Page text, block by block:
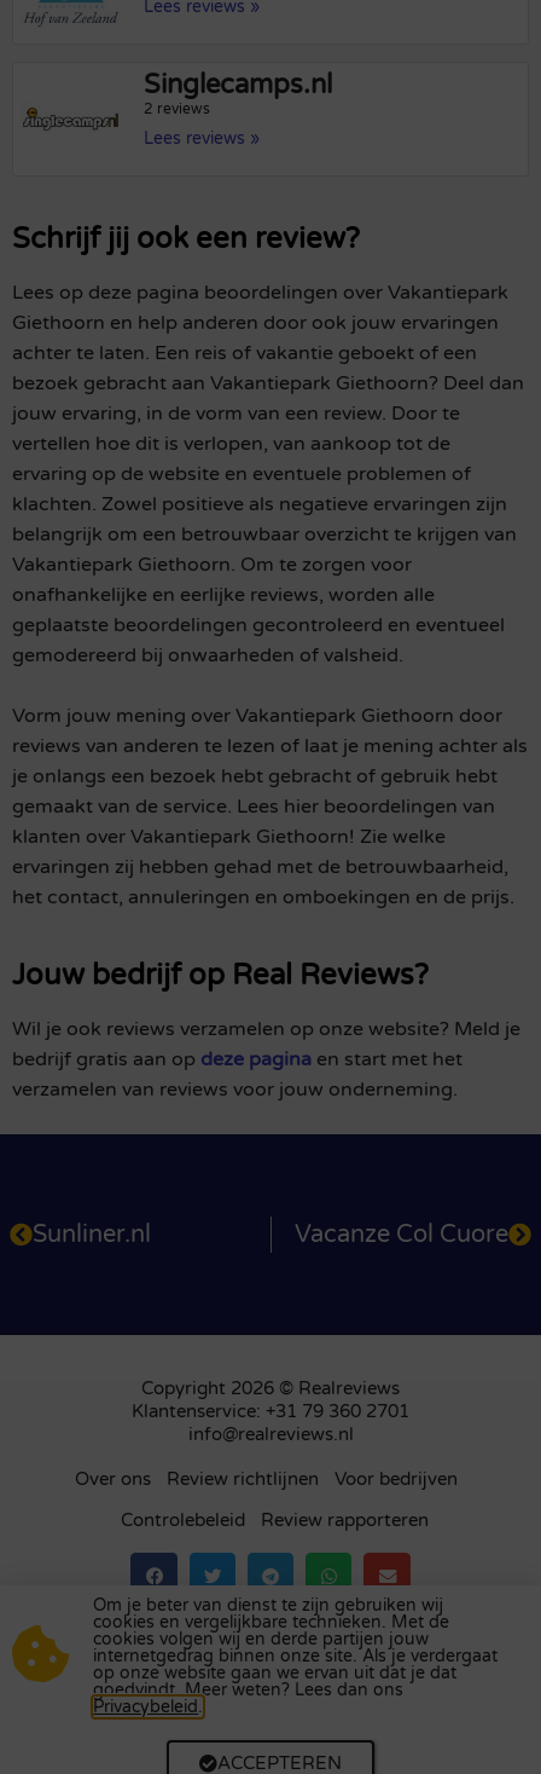
Lees reviews »
Singlecamps.nl
2 reviews
Lees reviews »
Schrijf jij ook een review?
Lees op deze pagina beoordelingen over Vakantiepark
Giethoorn en help anderen door ook jouw ervaringen
achter te laten. Een reis of vakantie geboekt of een
bezoek gebracht aan Vakantiepark Giethoorn? Deel dan
jouw ervaring, in de vorm van een review. Door te
vertellen hoe dit is verlopen, van aankoop tot de
ervaring op de website en eventuele problemen of
klachten. Zowel positieve als negatieve ervaringen zijn
belangrijk om een betrouwbaar overzicht te krijgen van
Vakantiepark Giethoorn. Om te zorgen voor
onafhankelijke en eerlijke reviews, worden alle
geplaatste beoordelingen gecontroleerd en eventueel
gemodereerd bij onwaarheden of valsheid.
Vorm jouw mening over Vakantiepark Giethoorn door
reviews van anderen te lezen of laat je mening achter als
je onlangs een bezoek hebt gebracht of gebruik hebt
gemaakt van de service. Lees hier beoordelingen van
klanten over Vakantiepark Giethoorn! Zie welke
ervaringen zij hebben gehad met de betrouwbaarheid,
het contact, annuleringen en omboekingen en de prijs.
Jouw bedrijf op Real Reviews?
Wil je ook reviews verzamelen op onze website? Meld je
bedrijf gratis aan op deze pagina en start met het
verzamelen van reviews voor jouw onderneming.
Sunliner.nl Vacanze Col Cuore
Copyright 2026 © Realreviews
Klantenservice: +31 79 360 2701
info@realreviews.nl
Over ons Review richtlijnen
Voor bedrijven
Controlebeleid
Review rapporteren
Bezoek ons review platform inhet Verenigd
Koninkrijk,Frankrijk,Duitsland ,België,Spanje,
Italië
,Portugal,Polen,Denemarken ,Finland
Zweden.
Om je beter van dienst te zijn gebruiken wij
cookies en vergelijkbare technieken. Met de
cookies volgen wij en derde partijen jouw
internetgedrag binnen onze site. Als je verdergaat
op onze website gaan we ervan uit dat je dat
goedvindt. Meer weten? Lees dan ons
Privacybeleid.
ACCEPTEREN